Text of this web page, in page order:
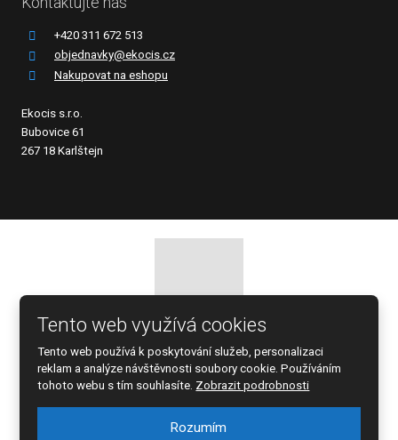
+420 311 672 513
objednavky@ekocis.cz
Nakupovat na eshopu
Ekocis s.r.o.
Bubovice 61
267 18 Karlštejn
© 2026 EKOCIS, spol. s r.o., vytvořila eBRÁNA s.r.o.
Mapa stránek
Podmínky použití
Tento web je chráněn pomocí Google ReCAPTCHA a platí pro něj
Tento web využívá cookies
Tento web používá k poskytování služeb, personalizaci
reklam a analýze návštěvnosti soubory cookie. Používáním
tohoto webu s tím souhlasíte. Zobrazit podrobnosti
Rozumím